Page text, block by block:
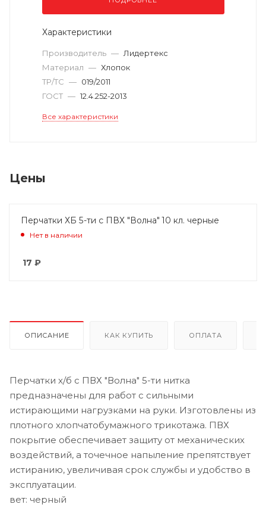
Характеристики
Производитель — Лидертекс
Материал — Хлопок
ТР/ТС — 019/2011
ГОСТ — 12.4.252-2013
Все характеристики
Цены
Перчатки ХБ 5-ти с ПВХ "Волна" 10 кл. черные
Нет в наличии
17 ₽
ОПИСАНИЕ КАК КУПИТЬ ОПЛАТА
Перчатки х/б с ПВХ "Волна" 5-ти нитка
предназначены для работ с сильными
истирающими нагрузками на руки. Изготовлены из
плотного хлопчатобумажного трикотажа. ПВХ
покрытие обеспечивает защиту от механических
воздействий, а точечное напыление препятствует
истиранию, увеличивая срок службы и удобство в
эксплуатации.
вет: черный